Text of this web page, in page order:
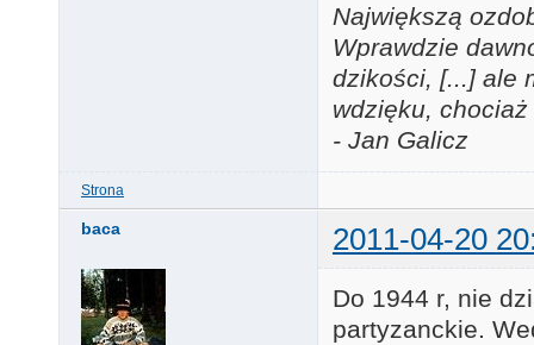
Największą
Wprawdzie
dzikości, [...] ale
wdzięku,
- Jan Galicz
Strona
baca 2011-04-20
Do 1944 r, nie
partyzanckie.